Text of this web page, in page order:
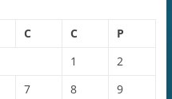
C C
P
1
2
7 8
9